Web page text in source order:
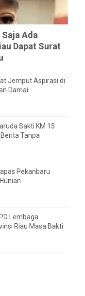
Ada
Dapat Surat
Jemput Aspirasi di
Damai
Sakti KM 15
Tanpa
Pekanbaru
Lembaga
Riau Masa Bakti